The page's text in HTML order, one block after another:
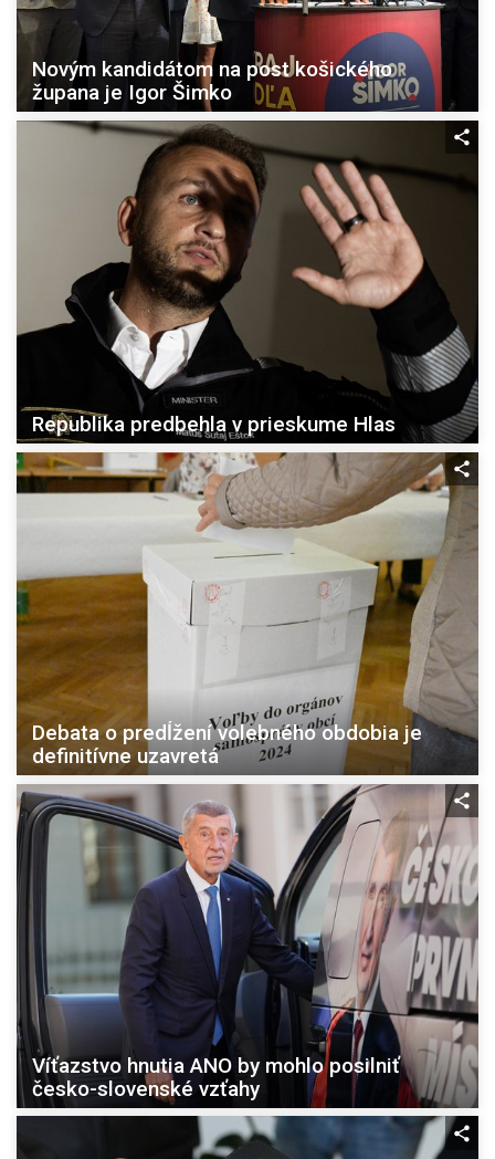
Novým kandidátom na post košického
župana je Igor Šimko
Republika predbehla v prieskume Hlas
Debata o predĺžení volebného obdobia je
definitívne uzavretá
Víťazstvo hnutia ANO by mohlo posilniť
česko-slovenské vzťahy